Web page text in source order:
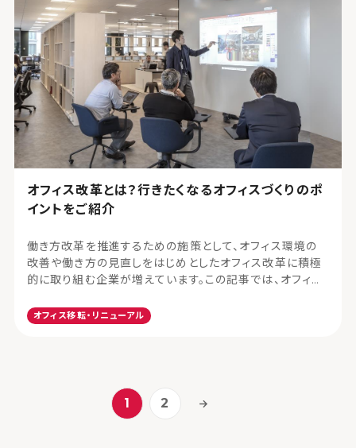
オフィス改革とは？行きたくなるオフィスづくりのポ
イントをご紹介
働き方改革を推進するための施策として、オフィス環境の
改善や働き方の見直しをはじめとしたオフィス改革に積極
的に取り組む企業が増えています。この記事では、オフィス
や具体例などについて解説します。
オフィス移転・リニューアル
1 2